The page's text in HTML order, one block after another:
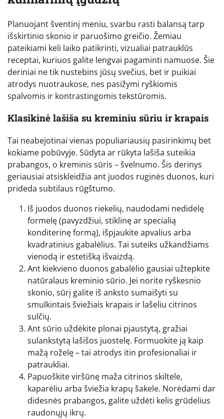
Planuojant šventinį meniu, svarbu rasti balansą tarp
išskirtinio skonio ir paruošimo greičio. Žemiau
pateikiami keli laiko patikrinti, vizualiai patrauklūs
receptai, kuriuos galite lengvai pagaminti namuose. Šie
deriniai ne tik nustebins jūsų svečius, bet ir puikiai
atrodys nuotraukose, nes pasižymi ryškiomis
spalvomis ir kontrastingomis tekstūromis.
Klasikinė lašiša su kreminiu sūriu ir krapais
Tai neabejotinai vienas populiariausių pasirinkimų bet
kokiame pobūvyje. Sūdyta ar rūkyta lašiša suteikia
prabangos, o kreminis sūris – švelnumo. Šis derinys
geriausiai atsiskleidžia ant juodos ruginės duonos, kuri
prideda subtilaus rūgštumo.
Iš juodos duonos riekelių, naudodami nedidelę
formelę (pavyzdžiui, stiklinę ar specialią
konditerinę formą), išpjaukite apvalius arba
kvadratinius gabalėlius. Tai suteiks užkandžiams
vienodą ir estetišką išvaizdą.
Ant kiekvieno duonos gabalėlio gausiai užtepkite
natūralaus kreminio sūrio. Jei norite ryškesnio
skonio, sūrį galite iš anksto sumaišyti su
smulkintais šviežiais krapais ir lašeliu citrinos
sulčių.
Ant sūrio uždėkite plonai pjaustytą, gražiai
sulankstytą lašišos juostelę. Formuokite ją kaip
mažą roželę – tai atrodys itin profesionaliai ir
patraukliai.
Papuoškite viršūnę maža citrinos skiltele,
kaparėliu arba šviežia krapų šakele. Norėdami dar
didesnės prabangos, galite uždėti kelis grūdelius
raudonųjų ikrų.